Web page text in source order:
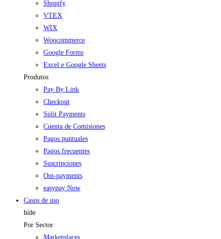
Shopify
VTEX
WIX
Woocommerce
Google Forms
Excel e Google Sheets
Produtos
Pay By Link
Checkout
Split Payments
Cuenta de Comisiones
Pagos puntuales
Pagos frecuentes
Suscripciones
Out-payments
easypay Now
Casos de uso
hide
Por Sector
Marketplaces